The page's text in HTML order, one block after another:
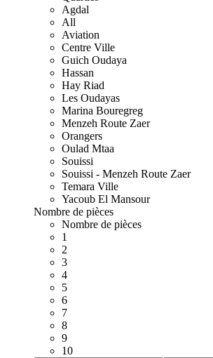
Agdal
All
Aviation
Centre Ville
Guich Oudaya
Hassan
Hay Riad
Les Oudayas
Marina Bouregreg
Menzeh Route Zaer
Orangers
Oulad Mtaa
Souissi
Souissi - Menzeh Route Zaer
Temara Ville
Yacoub El Mansour
Nombre de pièces
Nombre de pièces
1
2
3
4
5
6
7
8
9
10